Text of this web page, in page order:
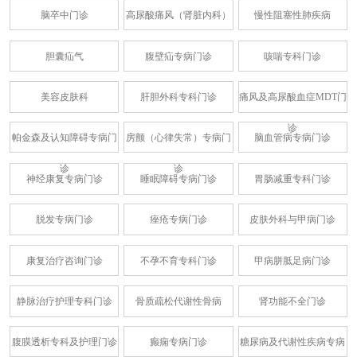
脑卒中门诊 高尿酸痛风（肾脏内科） 慢性阻塞性肺疾病
胆囊疝气 腹壁疝专病门诊 咳喘专科门诊
美容皮肤科 肝胆外科专科门诊 痛风及高尿酸血症MDT门
诊
帕金森及认知障碍专病门
诊
房颤（心律失常）专病门
诊
脑血管病专病门诊
神经康复专病门诊 睡眠障碍专病门诊 胃肠减重专科门诊
脱发专病门诊 痤疮专病门诊 皮肤外科与甲病门诊
康复治疗咨询门诊 不孕不育专科门诊 甲病胼胝足病门诊
静脉治疗护理专科门诊 骨质疏松代谢性骨病 肾功能不全门诊
腹膜透析专科及护理门诊 癫痫专病门诊 糖尿病及代谢性疾病专病